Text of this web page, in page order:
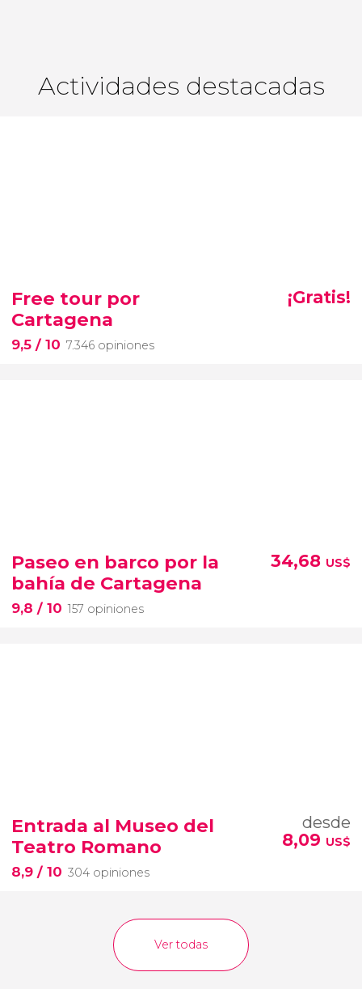
Actividades destacadas
Free tour por
Cartagena
9,5 / 10 7.346 opiniones
¡Gratis!
Paseo en barco por la
bahía de Cartagena
9,8 / 10 157 opiniones
34,68 US$
Entrada al Museo del
Teatro Romano
8,9 / 10 304 opiniones
desde
8,09 US$
Ver todas